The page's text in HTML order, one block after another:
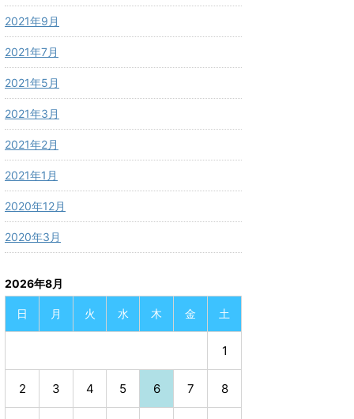
2021年9月
2021年7月
2021年5月
2021年3月
2021年2月
2021年1月
2020年12月
2020年3月
2026年8月
日 月 火 水 木 金 土
1
2 3 4 5 6 7 8